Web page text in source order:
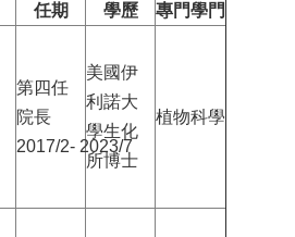
任期 學歷 專門學門
第四任
院長
2017/2- 2023/7
美國伊
利諾大
學生化
所博士
植物科學